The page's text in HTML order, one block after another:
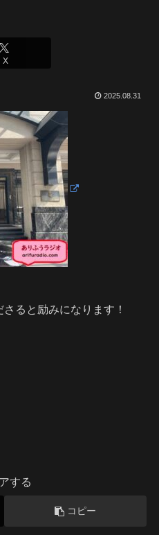
X
2025.08.31
ると励みになります！
する
コピー